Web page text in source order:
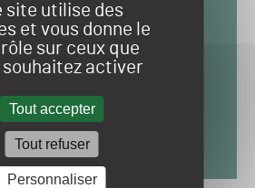
site utilise des
et vous donne le
sur ceux que
souhaitez activer
Tout accepter
Tout refuser
Personnaliser